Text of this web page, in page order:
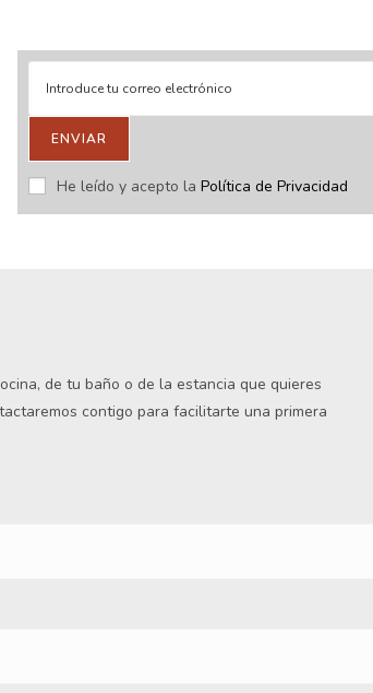
ENVIAR
He leído y acepto la Política de Privacidad
de tu baño o de la estancia que quieres
contigo para facilitarte una primera